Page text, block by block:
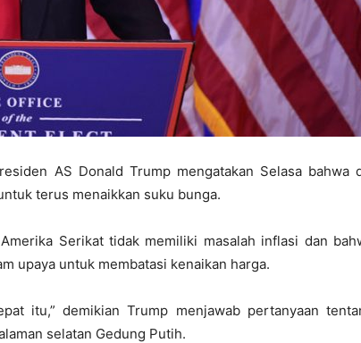
AS Donald Trump mengatakan Selasa bahwa
terus menaikkan suku bunga.
Serikat tidak memiliki masalah inflasi dan
upaya untuk membatasi kenaikan harga.
itu,” demikian Trump menjawab pertanyaan
selatan Gedung Putih.